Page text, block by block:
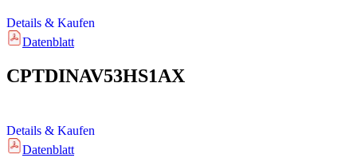
Details & Kaufen
Datenblatt
CPTDINAV53HS1AX
Details & Kaufen
Datenblatt